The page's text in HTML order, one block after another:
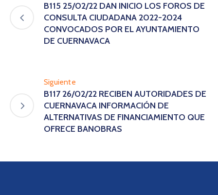
B115 25/02/22 DAN INICIO LOS FOROS DE
CONSULTA CIUDADANA 2022-2024
CONVOCADOS POR EL AYUNTAMIENTO
DE CUERNAVACA
Siguiente
B117 26/02/22 RECIBEN AUTORIDADES DE
CUERNAVACA INFORMACIÓN DE
ALTERNATIVAS DE FINANCIAMIENTO QUE
OFRECE BANOBRAS